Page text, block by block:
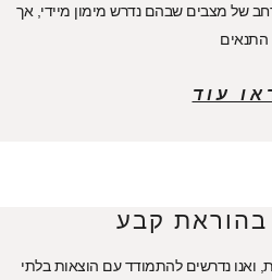
רחב של מצבים שבהם נדרש מימון מיידי, אך
התנאים
עוד
בהוראת קבע
ואנו נדרשים להתמודד עם הוצאות בלתי